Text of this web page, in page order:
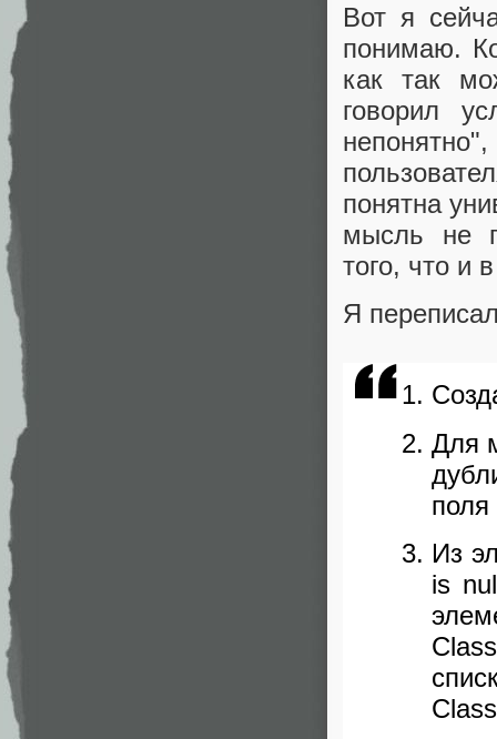
Вот я
понимаю.
как так
говорил
понятна
мысль не
того, что и
Я
Для
поля
Из
is